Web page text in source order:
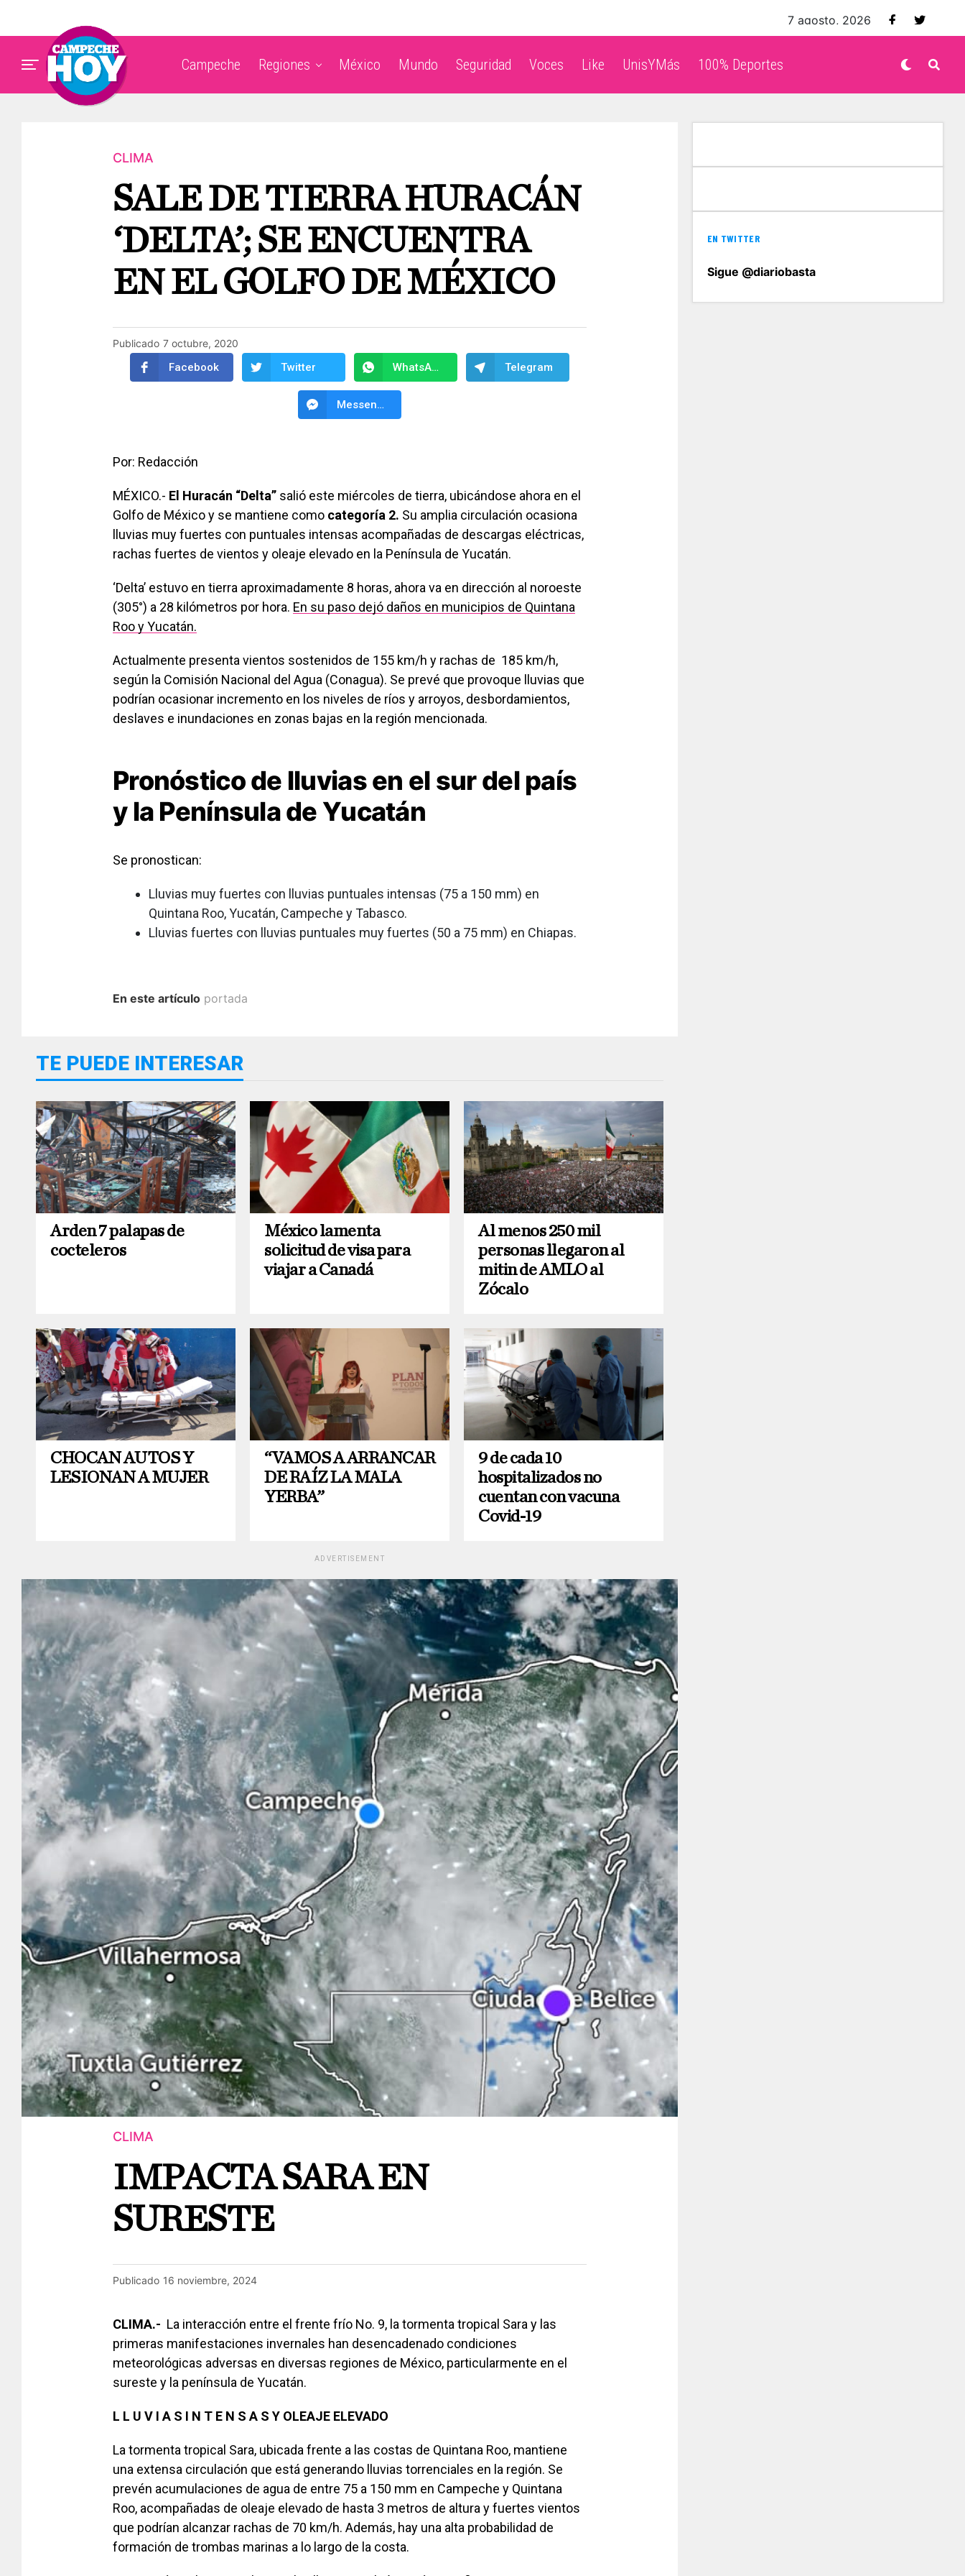
7 agosto, 2026
Campeche Regiones México Mundo Seguridad Voces Like UnisYMás 100% Deportes
CLIMA
SALE DE TIERRA HURACÁN
‘DELTA’; SE ENCUENTRA
EN EL GOLFO DE MÉXICO
Publicado 7 octubre, 2020
Facebook Twitter WhatsApp Telegram
Messenger
Por: Redacción
MÉXICO.- El Huracán “Delta” salió este miércoles de tierra, ubicándose ahora en el
Golfo de México y se mantiene como categoría 2. Su amplia circulación ocasiona
lluvias muy fuertes con puntuales intensas acompañadas de descargas eléctricas,
rachas fuertes de vientos y oleaje elevado en la Península de Yucatán.
‘Delta’ estuvo en tierra aproximadamente 8 horas, ahora va en dirección al noroeste
(305°) a 28 kilómetros por hora. En su paso dejó daños en municipios de Quintana
Roo y Yucatán.
Actualmente presenta vientos sostenidos de 155 km/h y rachas de 185 km/h,
según la Comisión Nacional del Agua (Conagua). Se prevé que provoque lluvias que
podrían ocasionar incremento en los niveles de ríos y arroyos, desbordamientos,
deslaves e inundaciones en zonas bajas en la región mencionada.
Pronóstico de lluvias en el sur del país
y la Península de Yucatán
Se pronostican:
Lluvias muy fuertes con lluvias puntuales intensas (75 a 150 mm) en
Quintana Roo, Yucatán, Campeche y Tabasco.
Lluvias fuertes con lluvias puntuales muy fuertes (50 a 75 mm) en Chiapas.
En este artículo portada
TE PUEDE INTERESAR
Arden 7 palapas de
cocteleros
México lamenta
solicitud de visa para
viajar a Canadá
Al menos 250 mil
personas llegaron al
mitin de AMLO al
Zócalo
CHOCAN AUTOS Y
LESIONAN A MUJER
“VAMOS A ARRANCAR
DE RAÍZ LA MALA
YERBA”
9 de cada 10
hospitalizados no
cuentan con vacuna
Covid-19
ADVERTISEMENT
CLIMA
IMPACTA SARA EN
SURESTE
Publicado 16 noviembre, 2024
CLIMA.- La interacción entre el frente frío No. 9, la tormenta tropical Sara y las
primeras manifestaciones invernales han desencadenado condiciones
meteorológicas adversas en diversas regiones de México, particularmente en el
sureste y la península de Yucatán.
L L U V I A S I N T E N S A S Y OLEAJE ELEVADO
La tormenta tropical Sara, ubicada frente a las costas de Quintana Roo, mantiene
una extensa circulación que está generando lluvias torrenciales en la región. Se
prevén acumulaciones de agua de entre 75 a 150 mm en Campeche y Quintana
Roo, acompañadas de oleaje elevado de hasta 3 metros de altura y fuertes vientos
que podrían alcanzar rachas de 70 km/h. Además, hay una alta probabilidad de
formación de trombas marinas a lo largo de la costa.
EN TWITTER
Sigue @diariobasta